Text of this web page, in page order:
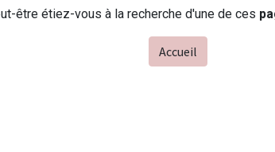
être étiez-vous à la recherche d'une de ces
Accueil